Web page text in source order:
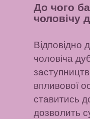
До чого
чоловічу
Відповідно
чоловіча
впливової
ставитись
дозволить